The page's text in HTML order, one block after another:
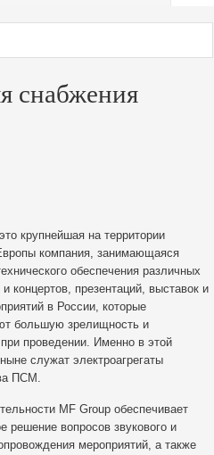
снабжения
крупнейшая на территории
компания, занимающаяся
обеспечения различных
концертов, презентаций, выставок и
в России, которые
большую зрелищность и
проведении. Именно в этой
служат электроагрегаты
ПСМ.
MF Group обеспечивает
решение вопросов звукового и
мероприятий, а также